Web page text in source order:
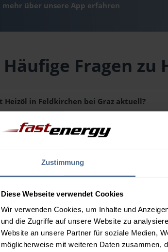
Zustimmung
Diese Webseite verwendet Cookies
Wir verwenden Cookies, um Inhalte und
und die Zugriffe auf unsere Website zu
Website an unsere Partner für soziale Medien,
möglicherweise mit weiteren Daten zusammen,
mehr über unsere App erfahren
Häufige Fragen zu
Heizöl in Feldkirchen bei Graz aktuell?
Feldkirchen bei Graz (PLZ 8073) liegt aktuell bei
Preis für Ihre Wunschmenge erhalten Sie
Heizöl in Feldkirchen bei Graz aus?
Lieferzeit des Heizöls in Feldkirchen bei
gibt es?